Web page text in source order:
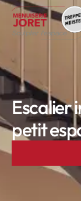
Escalier
petit